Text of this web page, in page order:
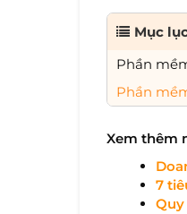
Mục
Phần
Phần
Xem thêm
7